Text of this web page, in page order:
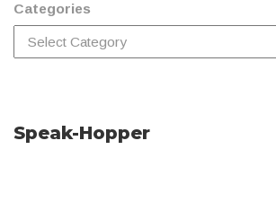
Categories
Speak-Hopper